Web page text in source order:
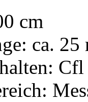
cm
ca. 25
Cfl